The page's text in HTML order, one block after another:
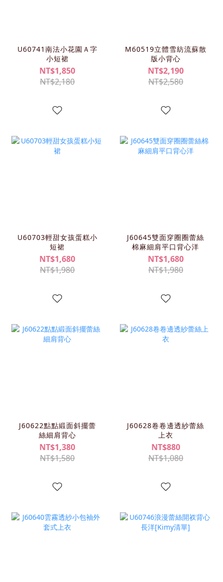
U60741南法小花園Ａ字
小短裙
NT$1,850
NT$2,180
M60519立體雪紡流蘇散
版小背心
NT$2,190
NT$2,580
U60703輕甜女孩蛋糕小
短裙
NT$1,680
NT$1,980
J60645雙面穿圈圈蕾絲
棉麻細肩平口背心洋
NT$1,680
NT$1,980
J60622點點緞面斜擺蕾
絲細肩背心
NT$1,380
NT$1,580
J60628卷卷邊透紗蕾絲
上衣
NT$880
NT$1,080